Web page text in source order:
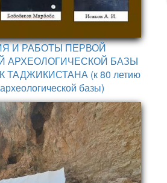
И РАБОТЫ ПЕРВОЙ
АРХЕОЛОГИЧЕСКОЙ БАЗЫ
(к 80 летию
базы)